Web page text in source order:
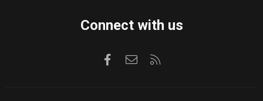
Connect with us
FacebookKontaktirajte nas